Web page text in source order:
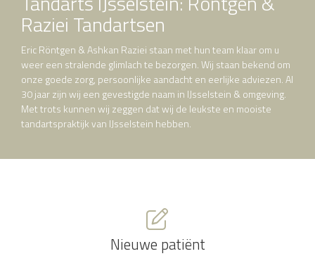
Raziei Tandartsen
Eric Röntgen & Ashkan Raziei staan met hun team klaar om u
weer een stralende glimlach te bezorgen. Wij staan bekend om
onze goede zorg, persoonlijke aandacht en eerlijke adviezen. Al
30 jaar zijn wij een gevestigde naam in IJsselstein & omgeving.
Met trots kunnen wij zeggen dat wij de leukste en mooiste
tandartspraktijk van IJsselstein hebben.
Nieuwe patiënt